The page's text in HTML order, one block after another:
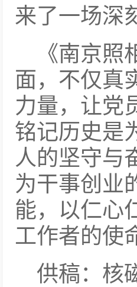
来了一场深
《南京
面，不仅真
力量，让党
铭记历史是
人的坚守与
为干事创业
能，以仁心
工作者的使
供稿：核